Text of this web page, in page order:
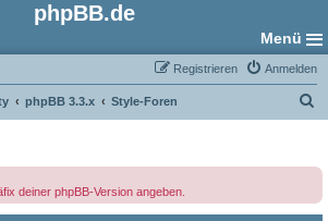
phpBB.de
Menü
Anmelden
Registrieren
phpBB 3.3.x Style-Foren
e
deiner phpBB-Version angeben.